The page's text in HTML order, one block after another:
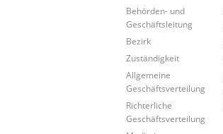
Behörden- und
Geschäftsleitung
Bezirk
Zuständigkeit
Allgemeine
Geschäftsverteilung
Richterliche
Geschäftsverteilung